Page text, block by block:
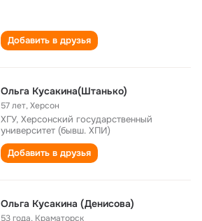
Добавить в друзья
Ольга Кусакина(Штанько)
57 лет,Херсон
ХГУ, Херсонский государственный
университет (бывш. ХПИ)
Добавить в друзья
Ольга Кусакина (Денисова)
53 года, Краматорск